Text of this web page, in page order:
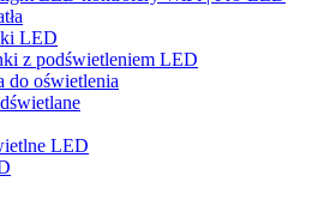
LED
z podświetleniem LED
do oświetlenia
LED